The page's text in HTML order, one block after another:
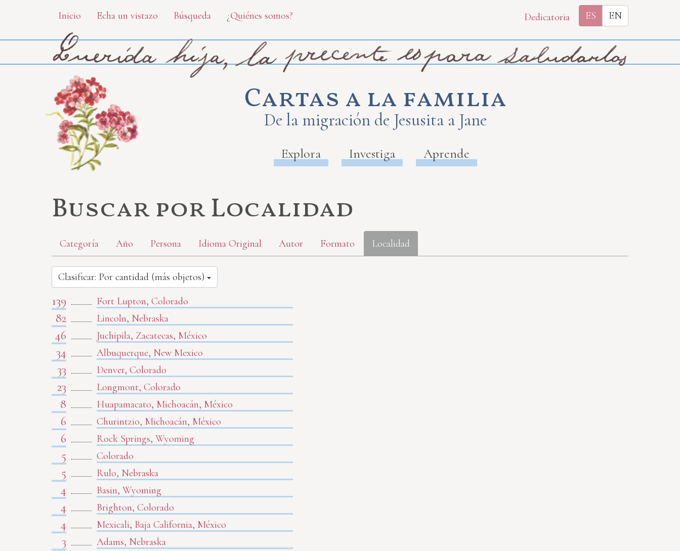
main
Inicio Echa un vistazo Búsqueda ¿Quiénes somos? Dedicatoria ES EN
Cartas a la familia
De la migración de Jesusita a Jane
Explora Investiga Aprende
Buscar por Localidad
Categoría Año Persona Idioma Original Autor Formato Localidad
Clasificar: Por cantidad (más objetos)
139 Fort Lupton, Colorado
82 Lincoln, Nebraska
46 Juchipila, Zacatecas, México
34 Albuquerque, New Mexico
33 Denver, Colorado
23 Longmont, Colorado
8 Huapamacato, Michoacán, México
6 Churintzio, Michoacán, México
6 Rock Springs, Wyoming
5 Colorado
5 Rulo, Nebraska
4 Basin, Wyoming
4 Brighton, Colorado
4 Mexicali, Baja California, México
3 Adams, Nebraska